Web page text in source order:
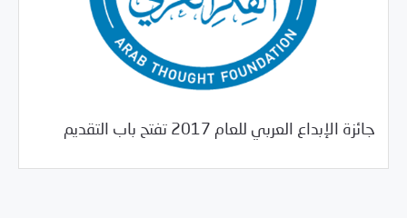
جائزة الإبداع العربي للعام 2017 تفتح باب التقديم